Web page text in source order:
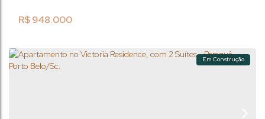
R$948.000
visita e viva essa experiência única!
Em Construção